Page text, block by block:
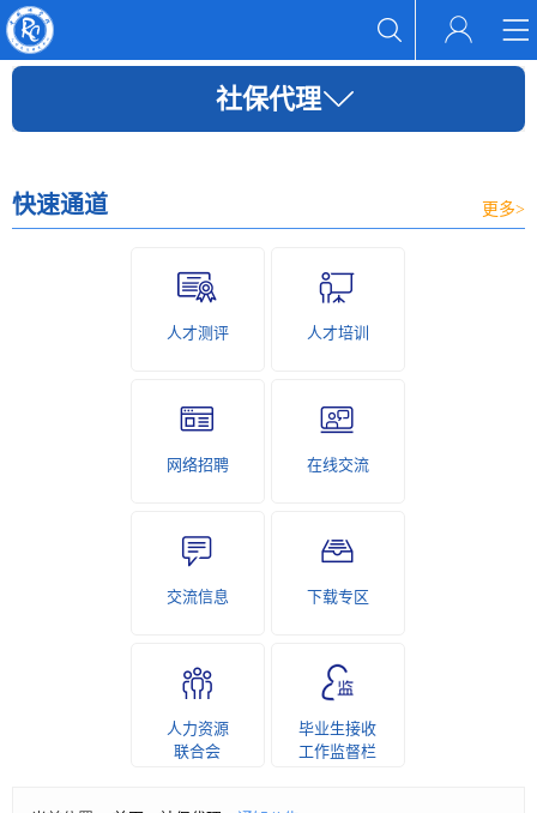
社保代理
快速通道 更多>
人才测评 人才培训
网络招聘 在线交流
交流信息 下载专区
人力资源
联合会
毕业生接收
工作监督栏